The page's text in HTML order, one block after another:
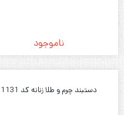
ناموجود
دستبند چرم و طلا زنانه کد 1131